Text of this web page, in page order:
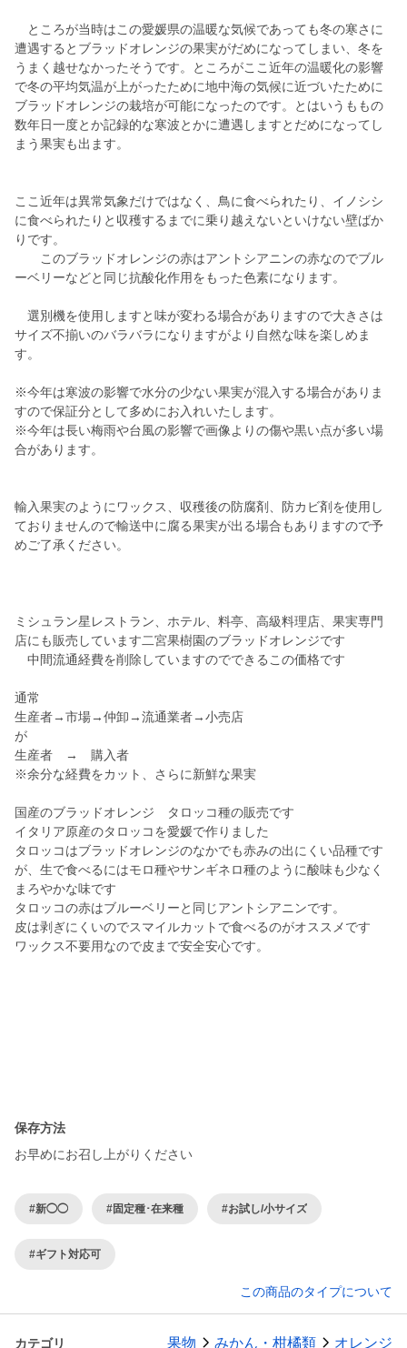
ところが当時はこの愛媛県の温暖な気候であっても冬の寒さに
遭遇するとブラッドオレンジの果実がだめになってしまい、冬を
うまく越せなかったそうです。ところがここ近年の温暖化の影響
で冬の平均気温が上がったために地中海の気候に近づいたために
ブラッドオレンジの栽培が可能になったのです。とはいうももの
数年日一度とか記録的な寒波とかに遭遇しますとだめになってし
まう果実も出ます。
ここ近年は異常気象だけではなく、鳥に食べられたり、イノシシ
に食べられたりと収穫するまでに乗り越えないといけない壁ばか
りです。
このブラッドオレンジの赤はアントシアニンの赤なのでブル
ーベリーなどと同じ抗酸化作用をもった色素になります。
選別機を使用しますと味が変わる場合がありますので大きさは
サイズ不揃いのバラバラになりますがより自然な味を楽しめま
す。
※今年は寒波の影響で水分の少ない果実が混入する場合がありま
すので保証分として多めにお入れいたします。
※今年は長い梅雨や台風の影響で画像よりの傷や黒い点が多い場
合があります。
輸入果実のようにワックス、収穫後の防腐剤、防カビ剤を使用し
ておりませんので輸送中に腐る果実が出る場合もありますので予
めご了承ください。
ミシュラン星レストラン、ホテル、料亭、高級料理店、果実専門
店にも販売しています二宮果樹園のブラッドオレンジです
中間流通経費を削除していますのでできるこの価格です
通常
生産者→市場→仲卸→流通業者→小売店
が
生産者 → 購入者
※余分な経費をカット、さらに新鮮な果実
国産のブラッドオレンジ タロッコ種の販売です
イタリア原産のタロッコを愛媛で作りました
タロッコはブラッドオレンジのなかでも赤みの出にくい品種です
が、生で食べるにはモロ種やサンギネロ種のように酸味も少なく
まろやかな味です
タロッコの赤はブルーベリーと同じアントシアニンです。
皮は剥ぎにくいのでスマイルカットで食べるのがオススメです
ワックス不要用なので皮まで安全安心です。
保存方法
お早めにお召し上がりください
#新◯◯ #固定種･在来種 #お試し/小サイズ
#ギフト対応可
この商品のタイプについて
カテゴリ 果物 みかん・柑橘類 オレンジ